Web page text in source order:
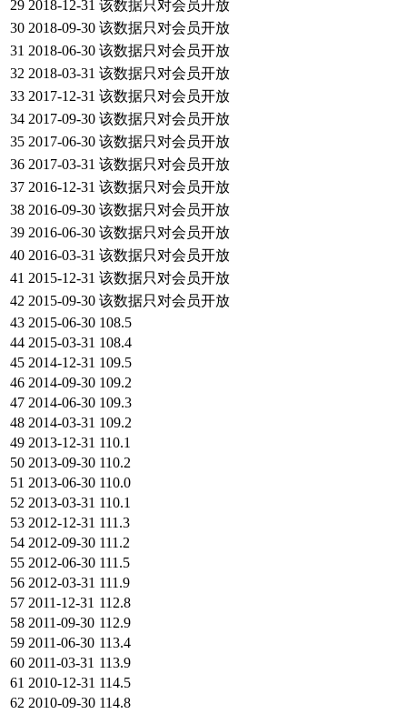
29 2018-12-31 该数据只对会员开放
30 2018-09-30 该数据只对会员开放
31 2018-06-30 该数据只对会员开放
32 2018-03-31 该数据只对会员开放
33 2017-12-31 该数据只对会员开放
34 2017-09-30 该数据只对会员开放
35 2017-06-30 该数据只对会员开放
36 2017-03-31 该数据只对会员开放
37 2016-12-31 该数据只对会员开放
38 2016-09-30 该数据只对会员开放
39 2016-06-30 该数据只对会员开放
40 2016-03-31 该数据只对会员开放
41 2015-12-31 该数据只对会员开放
42 2015-09-30 该数据只对会员开放
43 2015-06-30 108.5
44 2015-03-31 108.4
45 2014-12-31 109.5
46 2014-09-30 109.2
47 2014-06-30 109.3
48 2014-03-31 109.2
49 2013-12-31 110.1
50 2013-09-30 110.2
51 2013-06-30 110.0
52 2013-03-31 110.1
53 2012-12-31 111.3
54 2012-09-30 111.2
55 2012-06-30 111.5
56 2012-03-31 111.9
57 2011-12-31 112.8
58 2011-09-30 112.9
59 2011-06-30 113.4
60 2011-03-31 113.9
61 2010-12-31 114.5
62 2010-09-30 114.8